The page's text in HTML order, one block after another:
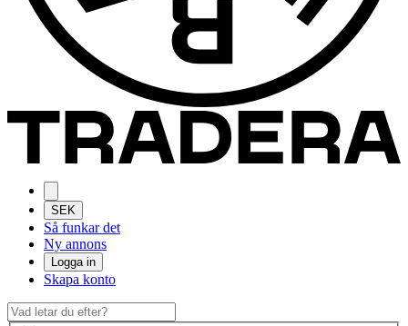
SEK
Så funkar det
Ny annons
Logga in
Skapa konto